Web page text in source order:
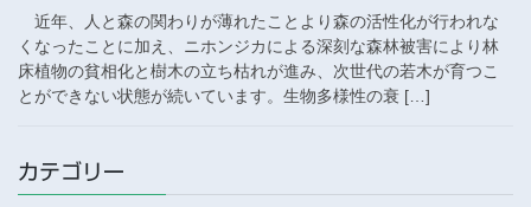
近年、人と森の関わりが薄れたことより森の活性化が行われな
くなったことに加え、ニホンジカによる深刻な森林被害により林
床植物の貧相化と樹木の立ち枯れが進み、次世代の若木が育つこ
とができない状態が続いています。生物多様性の衰 […]
カテゴリー